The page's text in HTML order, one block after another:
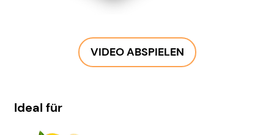
VIDEO ABSPIELEN
Ideal für